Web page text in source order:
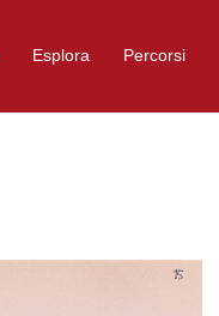
Esplora Percorsi